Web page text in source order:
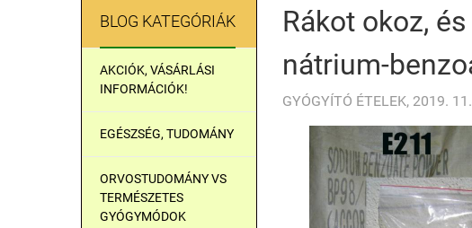
BLOG KATEGÓRIÁK
AKCIÓK, VÁSÁRLÁSI
INFORMÁCIÓK!
EGÉSZSÉG, TUDOMÁNY
ORVOSTUDOMÁNY VS
TERMÉSZETES
GYÓGYMÓDOK
Rákot okoz,
nátrium-
GYÓGYÍTÓ ÉTELEK, 2019.